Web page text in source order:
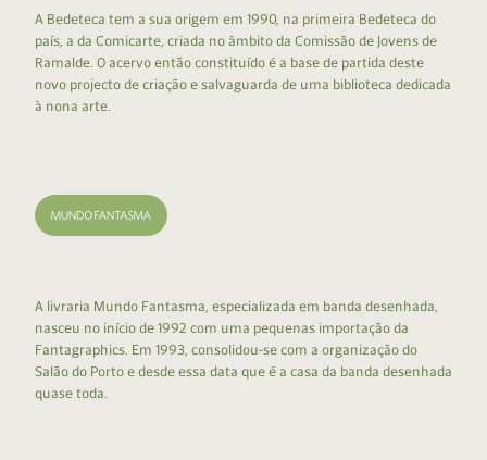
A Bedeteca tem a sua origem em 1990, na primeira Bedeteca do
país, a da Comicarte, criada no âmbito da Comissão de Jovens de
Ramalde. O acervo então constituído é a base de partida deste
novo projecto de criação e salvaguarda de uma biblioteca dedicada
à nona arte.
A livraria Mundo Fantasma, especializada em banda desenhada,
nasceu no início de 1992 com uma pequenas importação da
Fantagraphics. Em 1993, consolidou-se com a organização do
Salão do Porto e desde essa data que é a casa da banda desenhada
quase toda.